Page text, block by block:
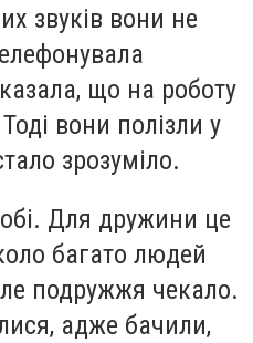
звуків вони не
що на роботу
вони полізли у
зрозуміло.
Для дружини це
багато людей
подружжя чекало.
адже бачили,